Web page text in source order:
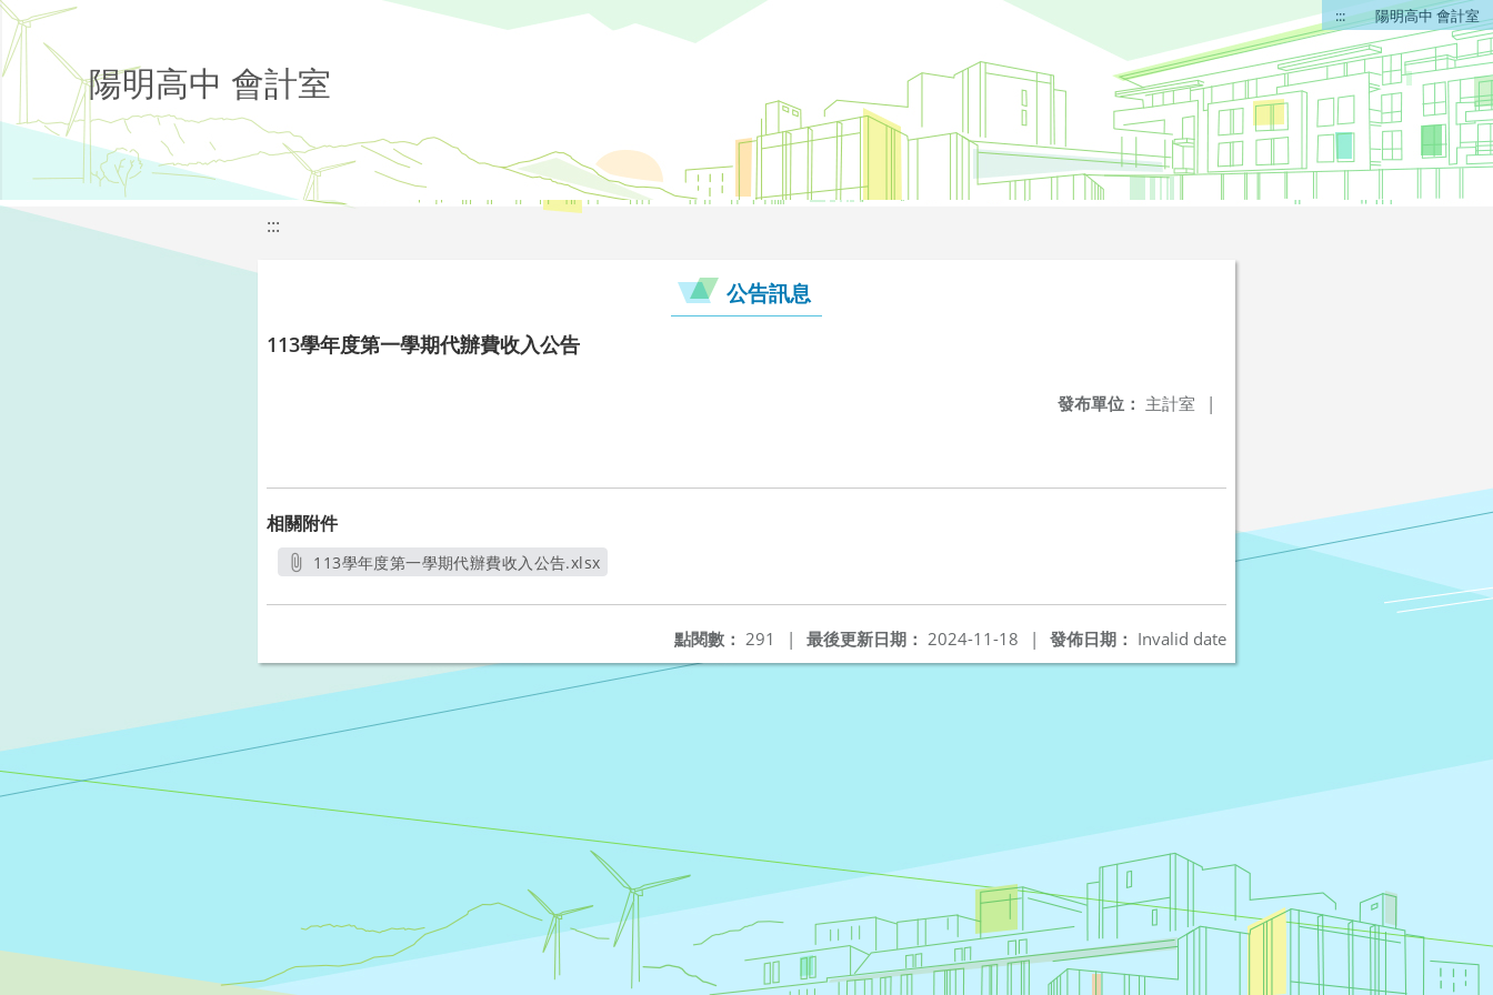
::: 陽明高中 會計室
陽明高中 會計室
:::
公告訊息
113學年度第一學期代辦費收入公告
發布單位： 主計室 |
相關附件
113學年度第一學期代辦費收入公告.xlsx
發佈日期： Invalid date
最後更新日期： 2024-11-18 |
點閱數： 291 |